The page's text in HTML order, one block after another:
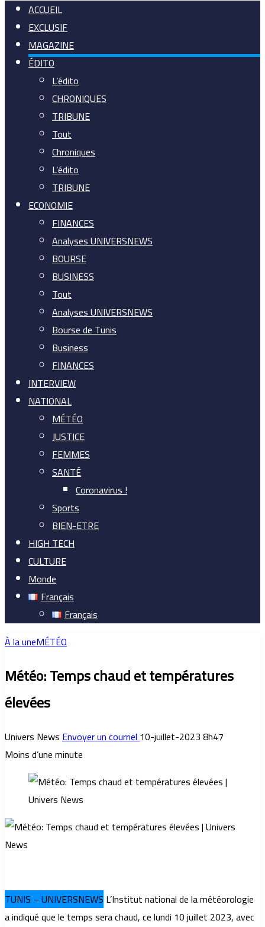
ACCUEIL
EXCLUSIF
MAGAZINE
ÉDITO
L’édito
CHRONIQUES
TRIBUNE
Tout
Chroniques
L’édito
TRIBUNE
ECONOMIE
FINANCES
Analyses UNIVERSNEWS
BOURSE
BUSINESS
Tout
Analyses UNIVERSNEWS
Bourse de Tunis
Business
FINANCES
INTERVIEW
NATIONAL
MÉTÉO
JUSTICE
FEMMES
SANTÉ
Coronavirus !
Sports
BIEN-ETRE
HIGH TECH
CULTURE
Monde
Français
Français
À la uneMÉTÉO
Météo: Temps chaud et températures
élevées
Univers NewsEnvoyer un courriel10-juillet-2023 8h47
Moins d’une minute
TUNIS – UNIVERSNEWS L’Institut national de la météorologie
a indiqué que le temps sera chaud, ce lundi 10 juillet 2023, avec